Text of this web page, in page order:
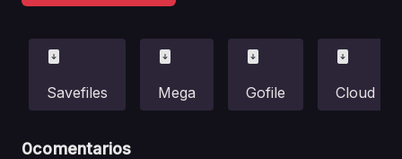
Savefiles Mega Gofile Cloud
0comentarios